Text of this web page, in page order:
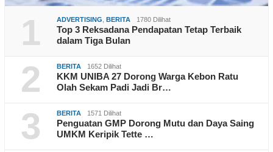
1 ADVERTISING BERITA 1780 Dilihat
Top 3 Reksadana Pendapatan Tetap Terbaik
dalam Tiga Bulan
2 BERITA 1652 Dilihat
KKM UNIBA 27 Dorong Warga Kebon Ratu
Olah Sekam Padi Jadi Br…
3 BERITA 1571 Dilihat
Penguatan GMP Dorong Mutu dan Daya Saing
UMKM Keripik Tette …